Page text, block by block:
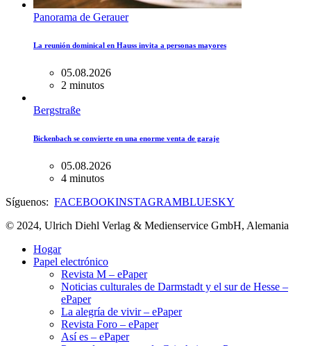
Panorama de Gerauer
La reunión dominical en Hauss invita a personas mayores
05.08.2026
2 minutos
Bergstraße
Bickenbach se convierte en una enorme venta de garaje
05.08.2026
4 minutos
Síguenos: FACEBOOKINSTAGRAMBLUESKY
© 2024, Ulrich Diehl Verlag & Medienservice GmbH, Alemania
Hogar
Papel electrónico
Revista M – ePaper
Noticias culturales de Darmstadt y el sur de Hesse –
ePaper
La alegría de vivir – ePaper
Revista Foro – ePaper
Así es – ePaper